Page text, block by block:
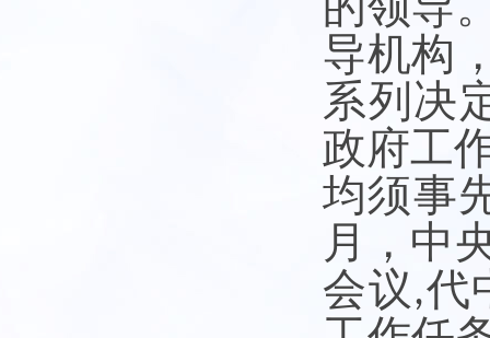
导机构
系列决
政府工
均须事
月，中
会议,代